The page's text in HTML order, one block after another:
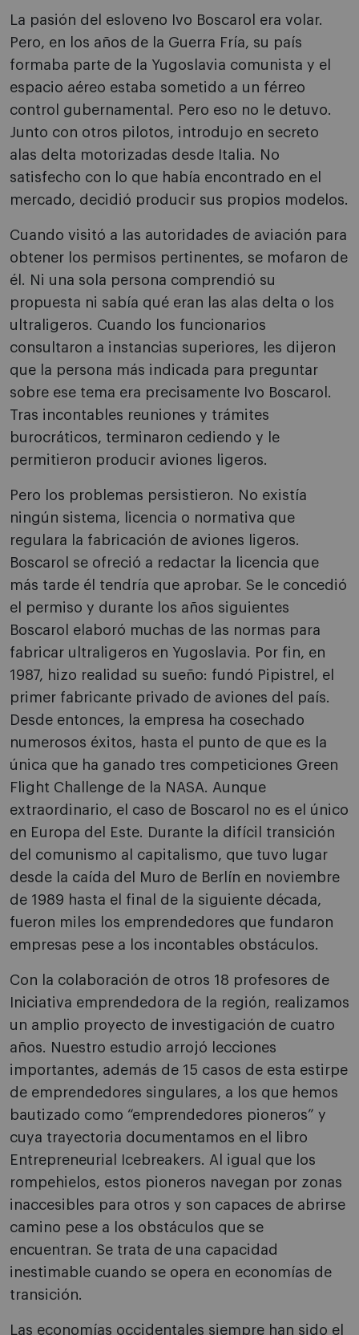
La pasión del esloveno Ivo Boscarol era volar.
Pero, en los años de la Guerra Fría, su país
formaba parte de la Yugoslavia comunista y el
espacio aéreo estaba sometido a un férreo
control gubernamental. Pero eso no le detuvo.
Junto con otros pilotos, introdujo en secreto
alas delta motorizadas desde Italia. No
satisfecho con lo que había encontrado en el
mercado, decidió producir sus propios modelos.
Cuando visitó a las autoridades de aviación para
obtener los permisos pertinentes, se mofaron de
él. Ni una sola persona comprendió su
propuesta ni sabía qué eran las alas delta o los
ultraligeros. Cuando los funcionarios
consultaron a instancias superiores, les dijeron
que la persona más indicada para preguntar
sobre ese tema era precisamente Ivo Boscarol.
Tras incontables reuniones y trámites
burocráticos, terminaron cediendo y le
permitieron producir aviones ligeros.
Pero los problemas persistieron. No existía
ningún sistema, licencia o normativa que
regulara la fabricación de aviones ligeros.
Boscarol se ofreció a redactar la licencia que
más tarde él tendría que aprobar. Se le concedió
el permiso y durante los años siguientes
Boscarol elaboró muchas de las normas para
fabricar ultraligeros en Yugoslavia. Por fin, en
1987, hizo realidad su sueño: fundó Pipistrel, el
primer fabricante privado de aviones del país.
Desde entonces, la empresa ha cosechado
numerosos éxitos, hasta el punto de que es la
única que ha ganado tres competiciones Green
Flight Challenge de la NASA. Aunque
extraordinario, el caso de Boscarol no es el único
en Europa del Este. Durante la difícil transición
del comunismo al capitalismo, que tuvo lugar
desde la caída del Muro de Berlín en noviembre
de 1989 hasta el final de la siguiente década,
fueron miles los emprendedores que fundaron
empresas pese a los incontables obstáculos.
Con la colaboración de otros 18 profesores de
Iniciativa emprendedora de la región, realizamos
un amplio proyecto de investigación de cuatro
años. Nuestro estudio arrojó lecciones
importantes, además de 15 casos de esta estirpe
de emprendedores singulares, a los que hemos
bautizado como “emprendedores pioneros” y
cuya trayectoria documentamos en el libro
Entrepreneurial Icebreakers. Al igual que los
rompehielos, estos pioneros navegan por zonas
inaccesibles para otros y son capaces de abrirse
camino pese a los obstáculos que se
encuentran. Se trata de una capacidad
inestimable cuando se opera en economías de
transición.
Las economías occidentales siempre han sido el